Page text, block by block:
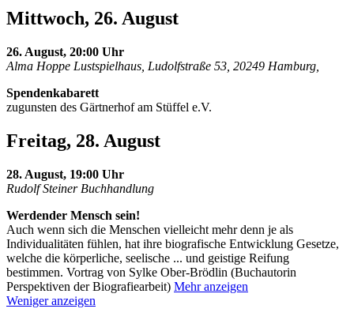
Mittwoch, 26. August
26. August, 20:00 Uhr
Alma Hoppe Lustspielhaus, Ludolfstraße 53, 20249 Hamburg,
Spendenkabarett
zugunsten des Gärtnerhof am Stüffel e.V.
Freitag, 28. August
28. August, 19:00 Uhr
Rudolf Steiner Buchhandlung
Werdender Mensch sein!
Auch wenn sich die Menschen vielleicht mehr denn je als
Individualitäten fühlen, hat ihre biografische Entwicklung Gesetze,
welche die körperliche, seelische ... und geistige Reifung
bestimmen. Vortrag von Sylke Ober-Brödlin (Buchautorin
Perspektiven der Biografiearbeit) Mehr anzeigen
Weniger anzeigen